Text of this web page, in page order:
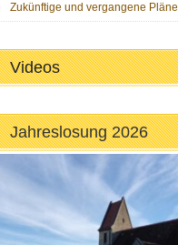
Zukünftige und vergangene Pläne
Videos
Jahreslosung 2026